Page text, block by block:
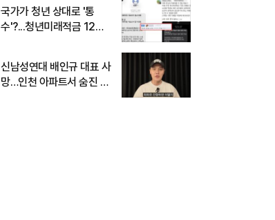
국가가 청년 상대로 '통
수'?...청년미래적금 12%
신남성연대 배인규 대표 사
망…인천 아파트서 숨진 채